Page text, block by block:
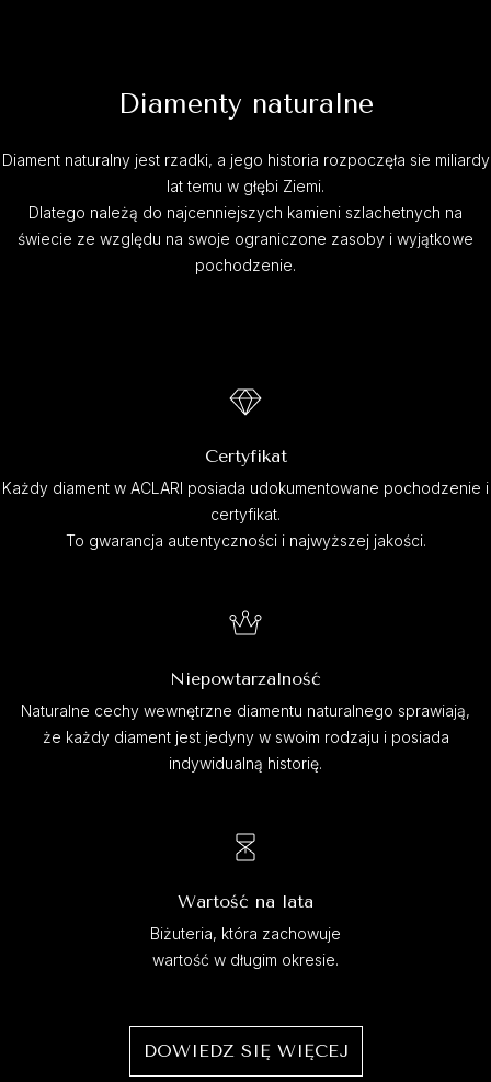
Diamenty naturalne
Diament naturalny jest rzadki, a jego historia rozpoczęła sie miliardy
lat temu w głębi Ziemi.
Dlatego należą do najcenniejszych kamieni szlachetnych na
świecie ze względu na swoje ograniczone zasoby i wyjątkowe
pochodzenie.
Certyfikat
Każdy diament w ACLARI posiada udokumentowane pochodzenie i
certyfikat.
To gwarancja autentyczności i najwyższej jakości.
Niepowtarzalność
Naturalne cechy wewnętrzne diamentu naturalnego sprawiają,
że każdy diament jest jedyny w swoim rodzaju i posiada
indywidualną historię.
Wartość na lata
Biżuteria, która zachowuje
wartość w długim okresie.
DOWIEDZ SIĘ WIĘCEJ